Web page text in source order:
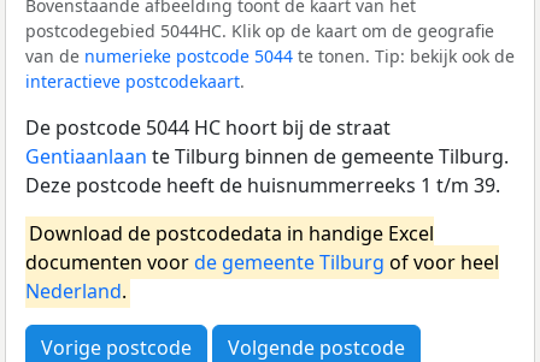
Bovenstaande afbeelding toont de kaart van het
postcodegebied 5044HC. Klik op de kaart om de geografie
van de numerieke postcode 5044 te tonen. Tip: bekijk ook de
interactieve postcodekaart.
De postcode 5044 HC hoort bij de straat
Gentiaanlaan te Tilburg binnen de gemeente Tilburg.
Deze postcode heeft de huisnummerreeks 1 t/m 39.
Download de postcodedata in handige Excel
documenten voorde gemeente Tilburg of voor heel
Nederland.
Vorige postcode Volgende postcode